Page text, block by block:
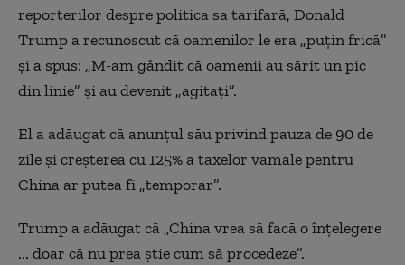
reporterilor despre politica sa tarifară, Donald
Trump a recunoscut că oamenilor le era „puțin frică”
și a spus: „M-am gândit că oamenii au sărit un pic
din linie” și au devenit „agitați”.
El a adăugat că anunțul său privind pauza de 90 de
zile și creșterea cu 125% a taxelor vamale pentru
China ar putea fi „temporar”.
Trump a adăugat că „China vrea să facă o înțelegere
... doar că nu prea știe cum să procedeze”.